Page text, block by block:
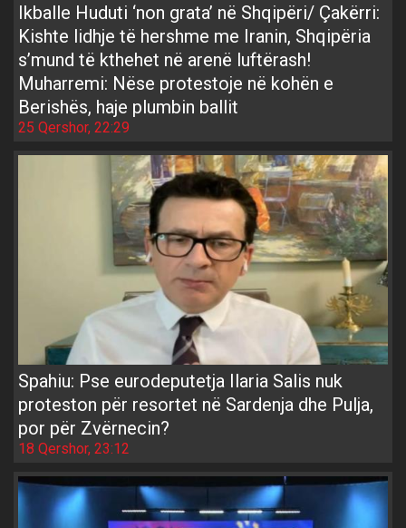
Ikballe Huduti ‘non grata’ në Shqipëri/ Çakërri:
Kishte lidhje të hershme me Iranin, Shqipëria
s’mund të kthehet në arenë luftërash!
Muharremi: Nëse protestoje në kohën e
Berishës, haje plumbin ballit
25 Qershor, 22:29
Spahiu: Pse eurodeputetja Ilaria Salis nuk
proteston për resortet në Sardenja dhe Pulja,
por për Zvërnecin?
18 Qershor, 23:12